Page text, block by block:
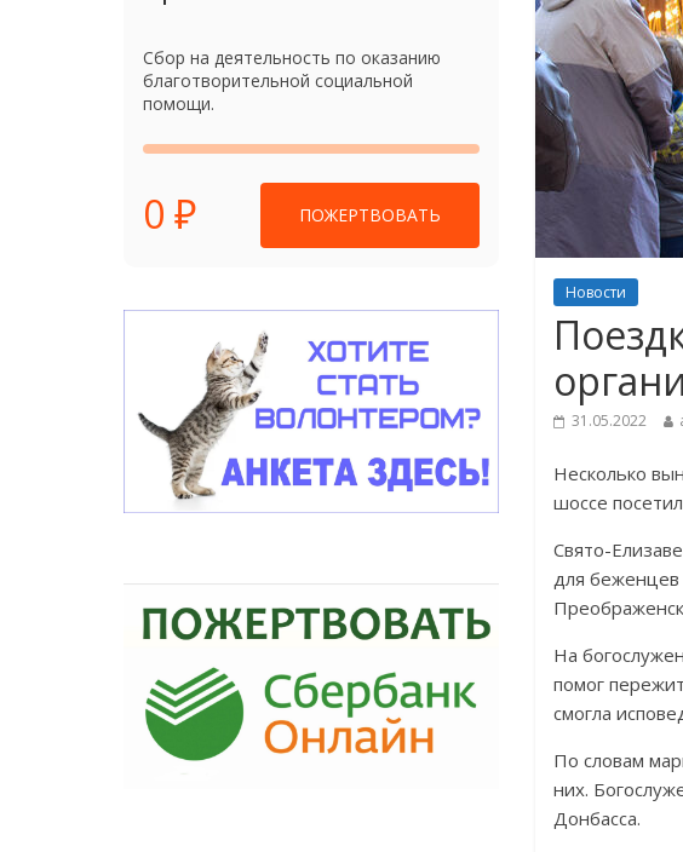
Новости
31.05.2022
Несколько
шоссе
Свято-
для беженцев
На
помог
смогла
По словам
них.
Донбасса.
Сбор на деятельность по оказанию
благотворительной социальной
помощи.
0 ₽ ПОЖЕРТВОВАТЬ